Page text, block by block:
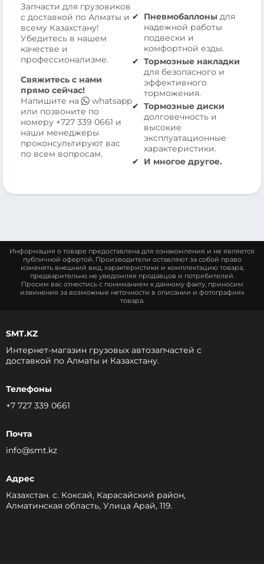
Запчасти для грузовиков
с доставкой по Алматы и
всему Казахстану!
Убедитесь в нашем
качестве и
профессионализме.
Свяжитесь с нами
прямо сейчас!
Напишите на
whatsapp
или позвоните по
номеру +727 339 0661 и
наши менеджеры
проконсультируют вас
по всем вопросам.
Пневмобаллоны для
надежной работы
подвески и
комфортной езды.
Тормозные накладки
для безопасного и
эффективного
торможения.
Тормозные диски
долговечность и
высокие
эксплуатационные
характеристики.
И многое другое.
Информация о товаре предоставлена для ознакомления и не является
публичной офертой. Производители оставляют за собой право
изменять внешний вид, характеристики и комплектацию товара,
предварительно не уведомляя продавцов и потребителей.
Просим вас отнестись с пониманием к данному факту, приносим
извинения за возможные неточности в описании и фотографиях
товара.
SMT.KZ
Интернет-магазин грузовых автозапчастей c
доставкой по Алматы и Казахстану.
Телефоны
+7 727 339 0661
Почта
info@smt.kz
Адрес
Казахстан. с. Коксай, Карасайский район,
Алматинская область, Улица Арай, 119.